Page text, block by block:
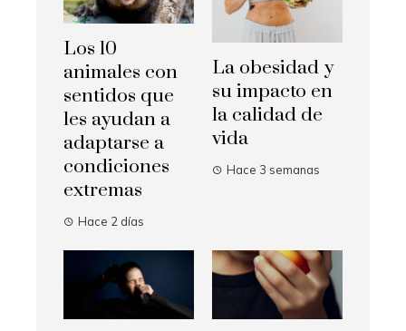
Los 10
animales con
sentidos que
les ayudan a
adaptarse a
condiciones
extremas
Hace 2 días
La obesidad y
su impacto en
la calidad de
vida
Hace 3 semanas